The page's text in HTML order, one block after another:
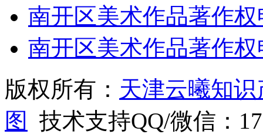
南开区美术作品著作
南开区美术作品著作
版权所有： 天津云曦知
图
技术支持QQ/微信：